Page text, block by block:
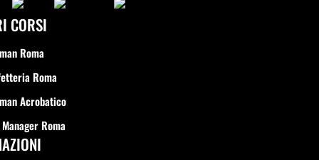
CORSI
Roma
Roma
Acrobatico
Roma